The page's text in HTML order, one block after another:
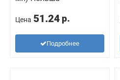
Цена 51.24 р.
Подробнее